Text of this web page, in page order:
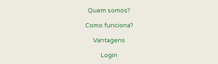
Quem somos?
Como funciona?
Vantagens
Login